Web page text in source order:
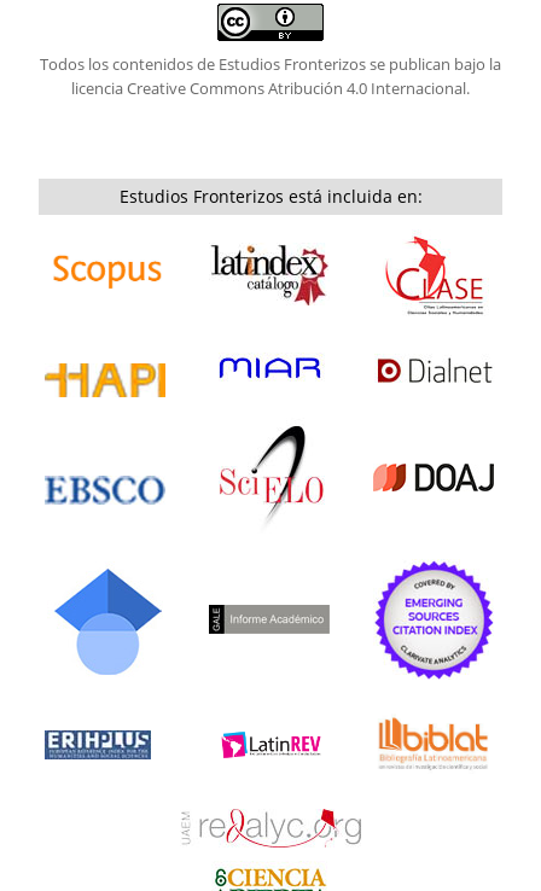
Todos los contenidos de Estudios Fronterizos se publican bajo la
licenciaCreative Commons Atribución 4.0 Internacional.
Estudios Fronterizos está incluida en: